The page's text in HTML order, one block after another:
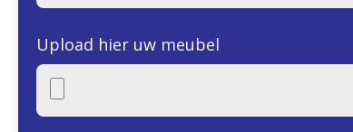
Upload hier uw meubel